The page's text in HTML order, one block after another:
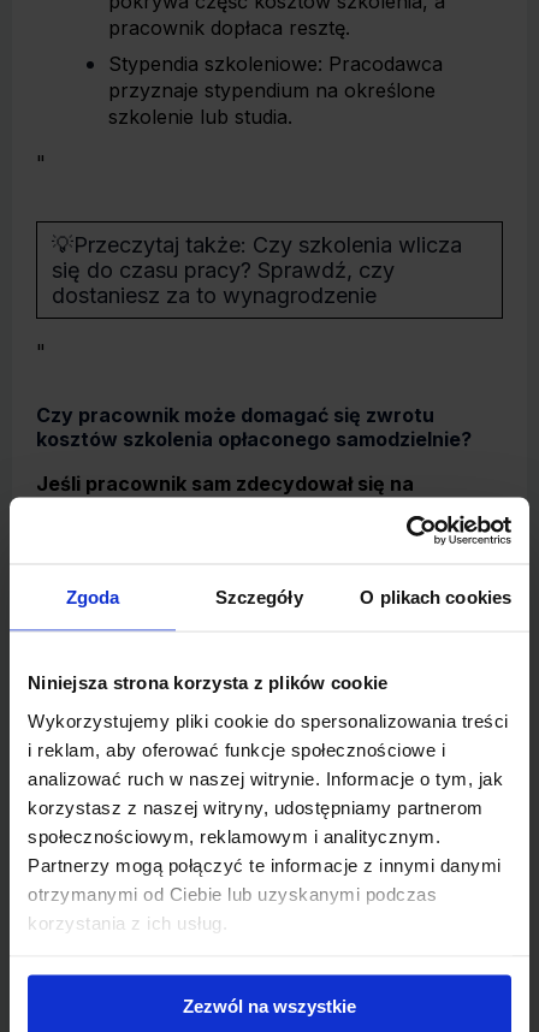
Zgoda Szczegóły O plikach cookies
Niniejsza strona korzysta z plików cookie
Wykorzystujemy pliki cookie do spersonalizowania treści
i reklam, aby oferować funkcje społecznościowe i
analizować ruch w naszej witrynie. Informacje o tym, jak
korzystasz z naszej witryny, udostępniamy partnerom
społecznościowym, reklamowym i analitycznym.
Partnerzy mogą połączyć te informacje z innymi danymi
otrzymanymi od Ciebie lub uzyskanymi podczas
korzystania z ich usług.
Zezwól na wszystkie
pracownik dopłaca resztę.
Stypendia szkoleniowe: Pracodawca
przyznaje stypendium na określone
szkolenie lub studia.
"
💡Przeczytaj także: Czy szkolenia wlicza
się do czasu pracy? Sprawdź, czy
dostaniesz za to wynagrodzenie
"
Czy pracownik może domagać się zwrotu
kosztów szkolenia opłaconego samodzielnie?
Jeśli pracownik sam zdecydował się na
szkolenie, to z reguły sam pokrywa koszty
,
umowy lub programu rozwojowego. Brak takiej
pracodawcy. Jeśli pracownik chciałby uzyskać
zwrot kosztów, powinien wcześniej uzgodnić to z
pracodawcą i zawrzeć odpowiednią umowę lub
porozumienie. W przeciwnym razie koszty
szkolenia pozostają w jego gestii.
Obowiązek zwrotu kosztów szkolenia
poniesionych przez pracodawcę
Pracownik, który korzysta ze szkoleń lub podnosi
kwalifikacje zawodowe za pieniądze pracodawcy,
Kodeksu pracy, a dokładniej z art. 103(5).